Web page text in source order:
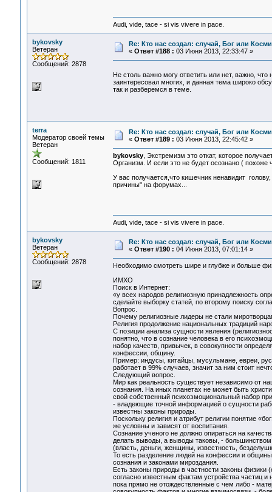
Audi, vide, tace - si vis vivere in pace.
bykovsky
Ветеран
Сообщений: 2878
Re: Кто нас создал: случай, Бог или
« Ответ #188 : 03 Июня 2013, 22:33:47 »
Не столь важно могу ответить или нет, важно,
заинтересовал многих, и данная тема широко
так и разберемся в теме.
terra
Модератор своей темы
Ветеран
Сообщений: 1811
Re: Кто нас создал: случай, Бог или
« Ответ #189 : 03 Июня 2013, 22:45:42 »
bykovsky, Экстремизм это откат, которое
Организм. И если это не будет осознано ( похоже
У вас получается,что кишечник ненавидит
причины" на форумах...
Audi, vide, tace - si vis vivere in pace.
bykovsky
Ветеран
Сообщений: 2878
Re: Кто нас создал: случай, Бог или
« Ответ #190 : 04 Июня 2013, 07:01:14 »
Необходимо смотреть шире и глубже и больше
ИМХО
Поиск в Интернет:
«у всех народов религиозную принадлежность
сделайте выборку статей, по второму поиску
Вопрос.
Почему религиозные лидеры не стали
Религия продолжение национальных традиций
С позиции анализа сущности явления
понятно, что в сознание человека в его
набор качеств, привычек, в совокупности
конфессии, общину.
Пример: индусы, китайцы, мусульмане, евреи,
работает в 99% случаев, значит за ним стоит
Следующий вопрос.
Мир как реальность существует независимо от
сознания. На иных планетах не может быть
свой собственный психоэмоциональный набор
- владеющие точной информацией о сущности
известны законы природы.
Поскольку религия и атрибут религии понятие
же условны и зависят от воспитания.
Сознание ученого не должно опираться на
делать выводы, а выводы таковы, -
(власть, деньги, женщины, известность,
То есть разделение людей на конфессии и
сознания и законами мироздания.
Есть законы природы в частности законы физики
согласно известным фактам устройства частиц и
пока прямо не отождествленные с чем либо -